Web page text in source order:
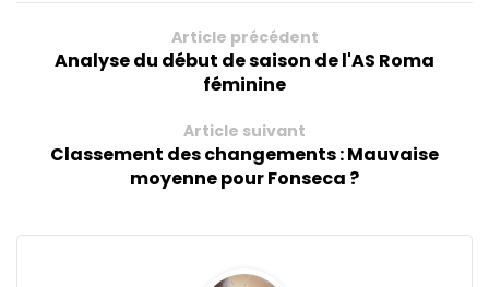
Article précédent
Analyse du début de saison de l'AS Roma
féminine
Article suivant
Classement des changements : Mauvaise
moyenne pour Fonseca ?